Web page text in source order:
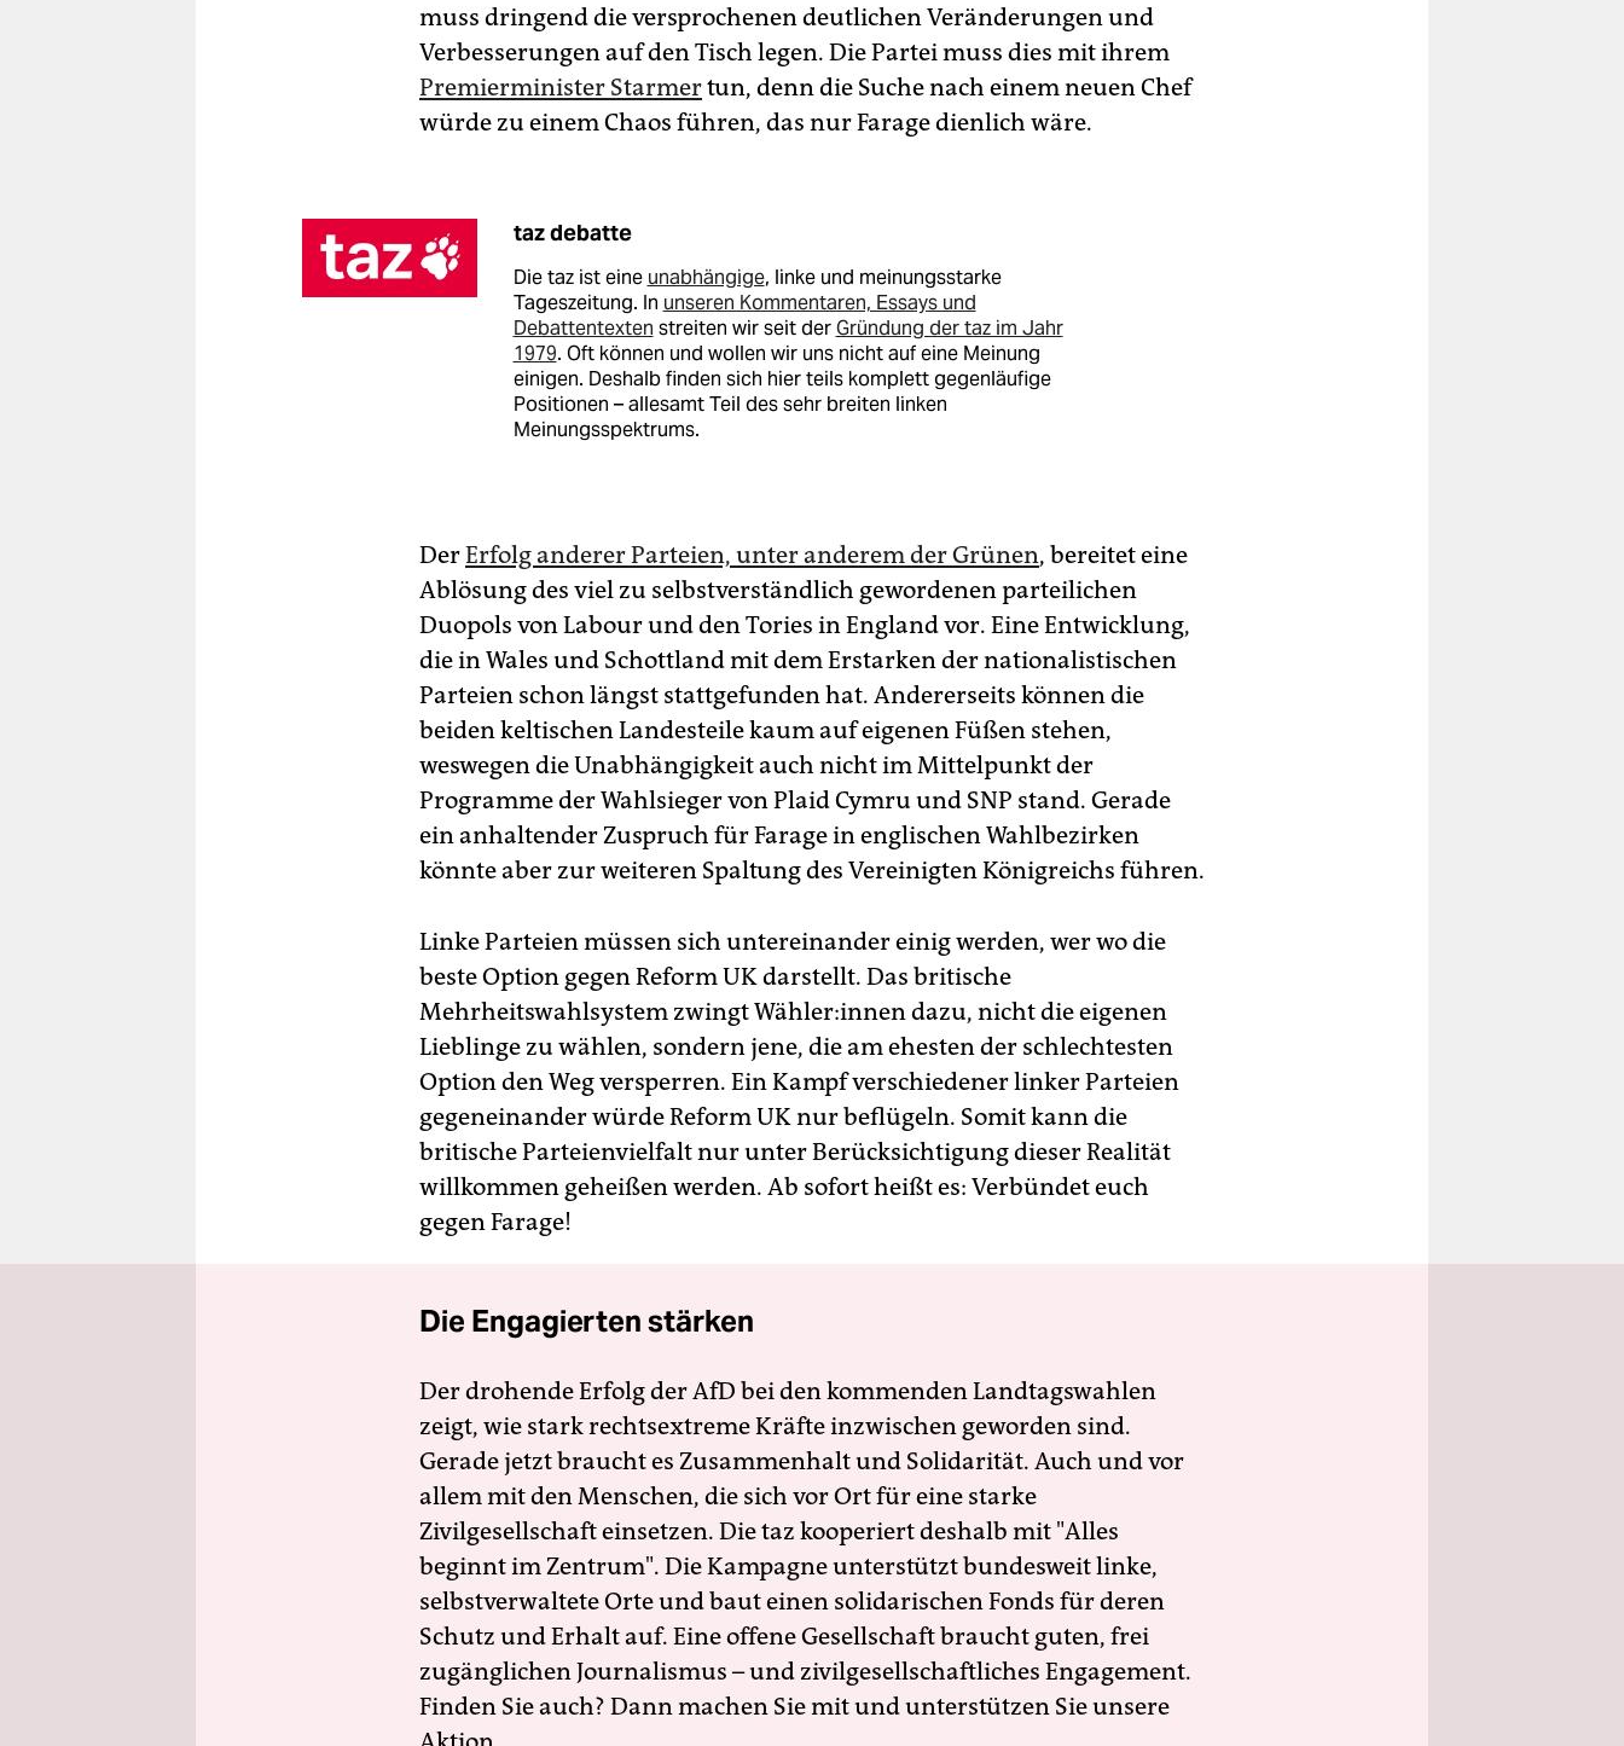
muss dringend die versprochenen deutlichen Veränderungen und
Verbesserungen auf den Tisch legen. Die Partei muss dies mit ihrem
Premierminister Starmertun, denn die Suche nach einem neuen Chef
würde zu einem Chaos führen, das nur Farage dienlich wäre.
taz debatte
Die taz ist eine unabhängige, linke und meinungsstarke
Tageszeitung. In unseren Kommentaren, Essays und
Debattentexten streiten wir seit derGründung der taz im Jahr
1979. Oft können und wollen wir uns nicht auf eine Meinung
einigen. Deshalb finden sich hier teils komplett gegenläufige
Positionen – allesamt Teil des sehr breiten linken
Meinungsspektrums.
DerErfolg anderer Parteien, unter anderem der Grünen, bereitet eine
Ablösung des viel zu selbstverständlich gewordenen parteilichen
Duopols von Labour und den Tories in England vor. Eine Entwicklung,
die in Wales und Schottland mit dem Erstarken der nationalistischen
Parteien schon längst stattgefunden hat. Andererseits können die
beiden keltischen Landesteile kaum auf eigenen Füßen stehen,
weswegen die Unabhängigkeit auch nicht im Mittelpunkt der
Programme der Wahlsieger von Plaid Cymru und SNP stand. Gerade
ein anhaltender Zuspruch für Farage in englischen Wahlbezirken
könnte aber zur weiteren Spaltung des Vereinigten Königreichs führen.
Linke Parteien müssen sich untereinander einig werden, wer wo die
beste Option gegen Reform UK darstellt. Das britische
Mehrheitswahlsystem zwingt Wäh­le­r:in­nen dazu, nicht die eigenen
Lieblinge zu wählen, sondern jene, die am ehesten der schlechtesten
Option den Weg versperren. Ein Kampf verschiedener linker Parteien
gegeneinander würde Reform UK nur beflügeln. Somit kann die
britische Parteienvielfalt nur unter Berücksichtigung dieser Realität
willkommen geheißen werden. Ab sofort heißt es: Verbündet euch
gegen Farage!
Die Engagierten stärken
Der drohende Erfolg der AfD bei den kommenden Landtagswahlen
zeigt, wie stark rechtsextreme Kräfte inzwischen geworden sind.
Gerade jetzt braucht es Zusammenhalt und Solidarität. Auch und vor
allem mit den Menschen, die sich vor Ort für eine starke
Zivilgesellschaft einsetzen. Die taz kooperiert deshalb mit "Alles
beginnt im Zentrum". Die Kampagne unterstützt bundesweit linke,
selbstverwaltete Orte und baut einen solidarischen Fonds für deren
Schutz und Erhalt auf. Eine offene Gesellschaft braucht guten, frei
zugänglichen Journalismus – und zivilgesellschaftliches Engagement.
Finden Sie auch? Dann machen Sie mit und unterstützen Sie unsere